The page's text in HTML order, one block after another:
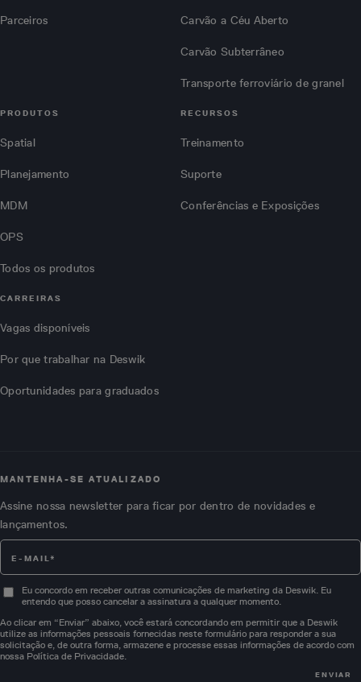
Parceiros Carvão a Céu Aberto
Carvão Subterrâneo
Transporte ferroviário de granel
PRODUTOS
Spatial
Planejamento
MDM
OPS
Todos os produtos
RECURSOS
Treinamento
Suporte
Conferências e Exposições
CARREIRAS
Vagas disponíveis
Por que trabalhar na Deswik
Oportunidades para graduados
MANTENHA-SE ATUALIZADO
Assine nossa newsletter para ficar por dentro de novidades e
lançamentos.
Eu concordo em receber outras comunicações de marketing da Deswik. Eu
entendo que posso cancelar a assinatura a qualquer momento.
Ao clicar em “Enviar” abaixo, você estará concordando em permitir que a Deswik
utilize as informações pessoais fornecidas neste formulário para responder a sua
solicitação e, de outra forma, armazene e processe essas informações de acordo com
nossa Política de Privacidade.